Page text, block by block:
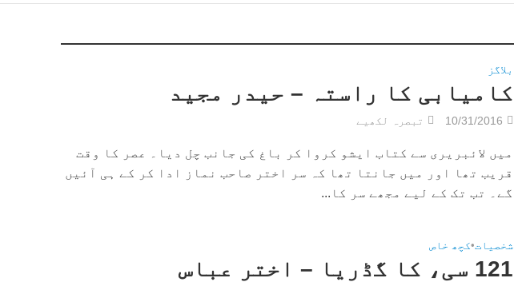
بلاگز
کامیابی کا راستہ – حیدر مجید
10/31/2016 تبصرہ لکھیے
میں لائبریری سے کتاب ایشو کروا کر باغ کی جانب چل دیا۔ عصر کا وقت
قریب تھا اور میں جانتا تھا کہ سر اختر صاحب نماز ادا کر کے ہی آئیں
گے۔ تب تک کے لیے مجھے سر کا...
شخصیات•کچھ خاص
121 سی، کا گڈریا – اختر عباس